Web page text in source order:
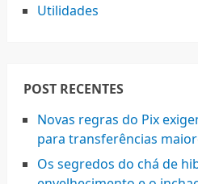
Utilidades
POST RECENTES
Novas regras do Pix
para transferências
Os segredos do chá de